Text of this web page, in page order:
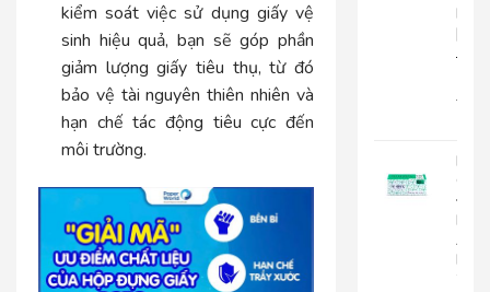
kiểm soát việc sử dụng giấy vệ
sinh hiệu quả, bạn sẽ góp phần
giảm lượng giấy tiêu thụ, từ đó
bảo vệ tài nguyên thiên nhiên và
hạn chế tác động tiêu cực đến
môi trường.
Lớp
|
Khăn
Giấy
Đa
An
20-